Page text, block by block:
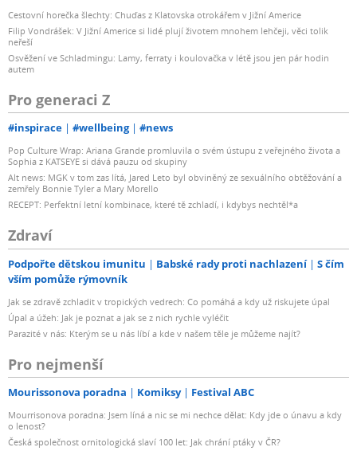
Cestovní horečka šlechty: Chuďas z Klatovska otrokářem v Jižní Americe
Filip Vondrášek: V Jižní Americe si lidé plují životem mnohem lehčeji, věci tolik
neřeší
Osvěžení ve Schladmingu: Lamy, ferraty i koulovačka v létě jsou jen pár hodin
autem
Pro generaci Z
#inspirace #wellbeing #news
Pop Culture Wrap: Ariana Grande promluvila o svém ústupu z veřejného života a
Sophia z KATSEYE si dává pauzu od skupiny
Alt news: MGK v tom zas lítá, Jared Leto byl obviněný ze sexuálního obtěžování a
zemřely Bonnie Tyler a Mary Morello
RECEPT: Perfektní letní kombinace, které tě zchladí, i kdybys nechtěl*a
Zdraví
Podpořte dětskou imunitu Babské rady proti nachlazení
S čím
vším pomůže rýmovník
Jak se zdravě zchladit v tropických vedrech: Co pomáhá a kdy už riskujete úpal
Úpal a úžeh: Jak je poznat a jak se z nich rychle vyléčit
Parazité v nás: Kterým se u nás líbí a kde v našem těle je můžeme najít?
Pro nejmenší
Mourissonova poradna Komiksy Festival ABC
Mourrisonova poradna: Jsem líná a nic se mi nechce dělat: Kdy jde o únavu a kdy
o lenost?
Česká společnost ornitologická slaví 100 let: Jak chrání ptáky v ČR?